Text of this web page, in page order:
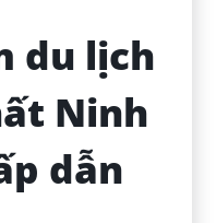
du lịch
Ninh
dẫn